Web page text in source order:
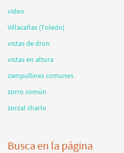
video
Villacañas (Toledo)
vistas de dron
vistas en altura
zampullines comunes
zorro común
zorzal charlo
Busca en la página